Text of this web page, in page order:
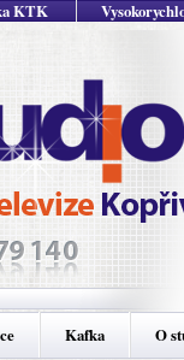
KTK
Kafka O